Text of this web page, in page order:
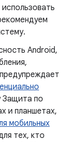
Android,
Защита по
и планшетах,
мобильных
тех, кто